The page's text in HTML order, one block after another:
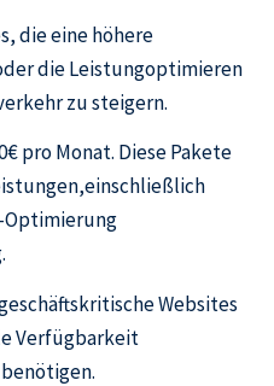
die eine höhere
die Leistungoptimieren
zu steigern.
pro Monat. Diese Pakete
Optimierung
Websites
Verfügbarkeit